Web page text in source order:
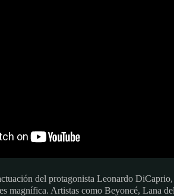
del protagonista Leonardo
magnífica. Artistas como Beyoncé, Lana